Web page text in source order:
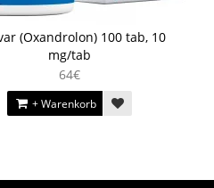
(Oxandrolon) 100 tab, 10
mg/tab
64€
+ Warenkorb